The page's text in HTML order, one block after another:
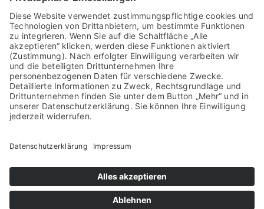
Hauptstraße 52
01589 Riesa
Google Maps anzeigen
Kontakt
E-Mail:info@khs-meissen.de